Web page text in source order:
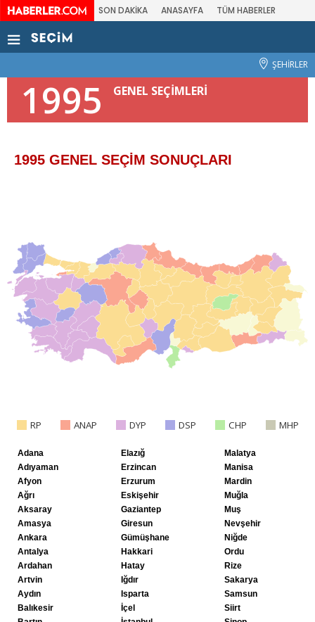
SON DAKİKA ANASAYFA TÜM HABERLER
ŞEHİRLER
1995 GENEL SEÇİMLERİ
1995 GENEL SEÇİM SONUÇLARI
RP ANAP DYP DSP CHP MHP
Adana
Adıyaman
Afyon
Ağrı
Aksaray
Amasya
Ankara
Antalya
Ardahan
Artvin
Aydın
Balıkesir
Elazığ
Erzincan
Erzurum
Eskişehir
Gaziantep
Giresun
Gümüşhane
Hakkari
Hatay
Iğdır
Isparta
İçel
Malatya
Manisa
Mardin
Muğla
Muş
Nevşehir
Niğde
Ordu
Rize
Sakarya
Samsun
Siirt